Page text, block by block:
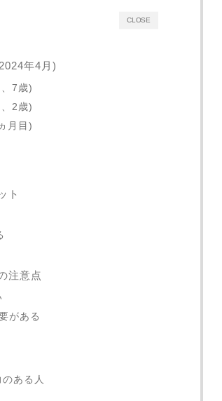
CLOSE
年4月)
7歳)
2歳)
月目)
ト
注意点
がある
ある人